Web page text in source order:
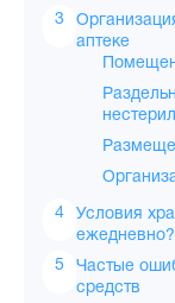
аптеке
Условия
ежедневно?
Частые
средств